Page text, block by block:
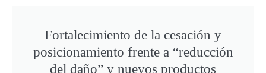
Fortalecimiento de la cesación y
posicionamiento frente a “reducción
del daño” y nuevos productos